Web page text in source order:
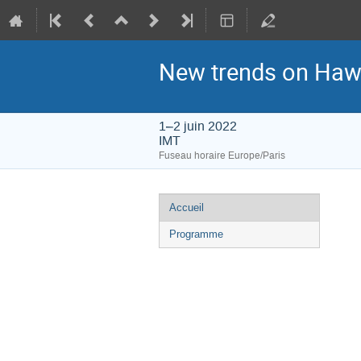
New trends on
1–2 juin 2022
IMT
Fuseau horaire Europe/Paris
Menu
de
l'événement
Accueil
Programme